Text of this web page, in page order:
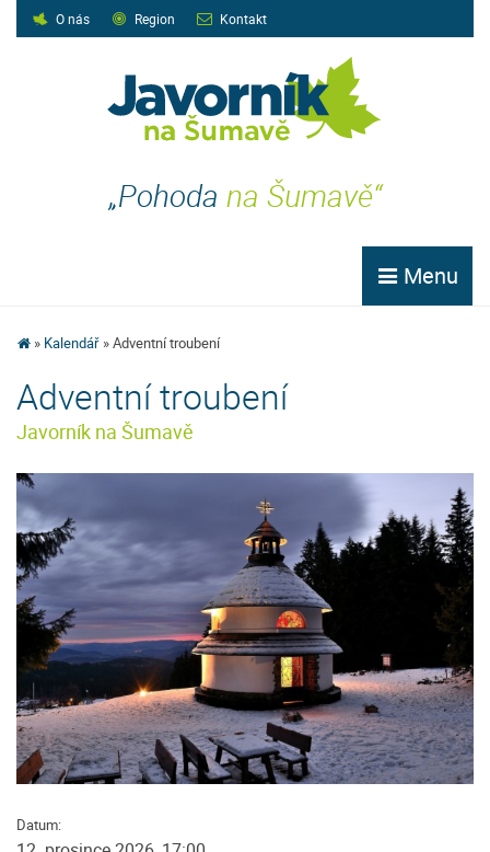
O nás Region Kontakt
„Pohoda na Šumavě“
Menu
Kalendář Adventní troubení
Adventní troubení
Javorník na Šumavě
Datum: